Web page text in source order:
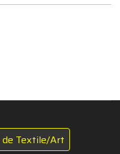
Textile/Art